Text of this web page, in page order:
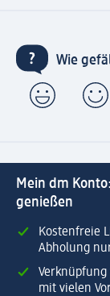
Wie
Mein dm
genießen
Kostenfreie
Abholung
Verknüpfung
mit vielen